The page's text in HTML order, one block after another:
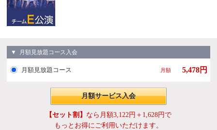
▼ 月額見放題コース入会
月額見放題コース 月額 5,478円
月額サービス入会
【セット割】 なら月額3,122円＋1,628円で
もっとお得にご利用いただけます。